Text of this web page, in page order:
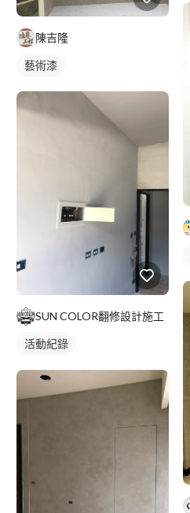
陳吉隆
藝術漆
SUN COLOR翻修設計施工
活動紀錄